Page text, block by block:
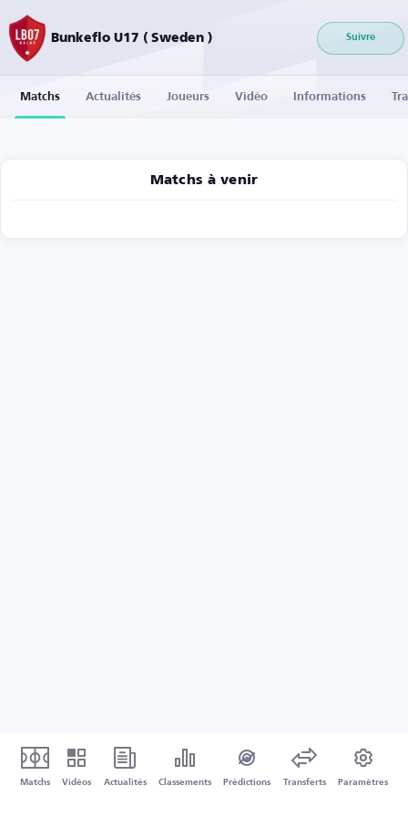
Bunkeflo U17 ( Sweden ) Suivre
Matchs Actualités Joueurs Vidéo Informations
Matchs à venir
Matchs Vidéos Actualités Classements Prédictions Transferts Paramètres